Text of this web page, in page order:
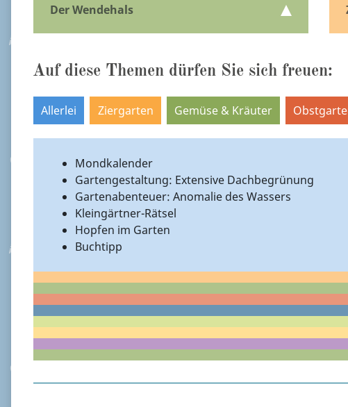
Der Wendehals
Auf diese Themen dürfen Sie sich freuen:
Allerlei Ziergarten Gemüse & Kräuter
Mondkalender
Gartengestaltung: Extensive Dachbegrünung
Gartenabenteuer: Anomalie des Wassers
Kleingärtner-Rätsel
Hopfen im Garten
Buchtipp